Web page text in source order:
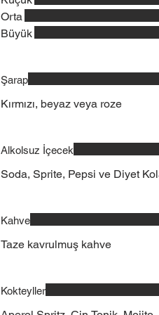
Orta
Büyük
Şarap
Kırmızı, beyaz veya roze
Alkolsuz İçecek
Soda, Sprite, Pepsi ve Diyet
Kahve
Taze kavrulmuş kahve
Kokteyller